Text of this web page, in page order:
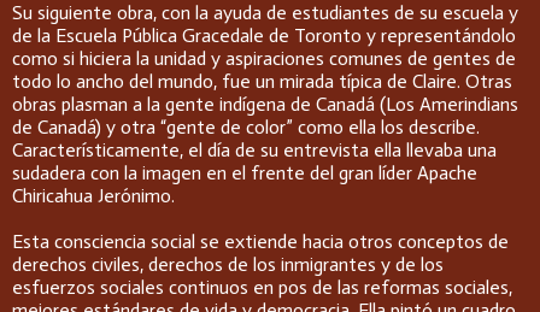
Su siguiente obra, con la ayuda de estudiantes de su escuela y
de la Escuela Pública Gracedale de Toronto y representándolo
como si hiciera la unidad y aspiraciones comunes de gentes de
todo lo ancho del mundo, fue un mirada típica de Claire. Otras
obras plasman a la gente indígena de Canadá (Los Amerindians
de Canadá) y otra “gente de color” como ella los describe.
Característicamente, el día de su entrevista ella llevaba una
sudadera con la imagen en el frente del gran líder Apache
Chiricahua Jerónimo.
Esta consciencia social se extiende hacia otros conceptos de
derechos civiles, derechos de los inmigrantes y de los
esfuerzos sociales continuos en pos de las reformas sociales,